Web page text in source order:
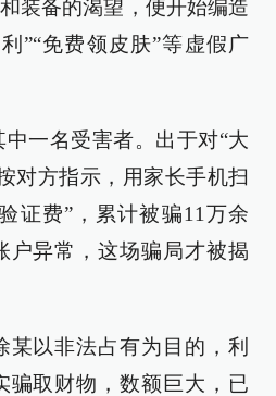
装备的渴望，便开始编造
”“免费领皮肤”等虚假广
一名受害者。出于对“大
对方指示，用家长手机扫
证费”，累计被骗11万余
户异常，这场骗局才被揭
某以非法占有为目的，利
骗取财物，数额巨大，已